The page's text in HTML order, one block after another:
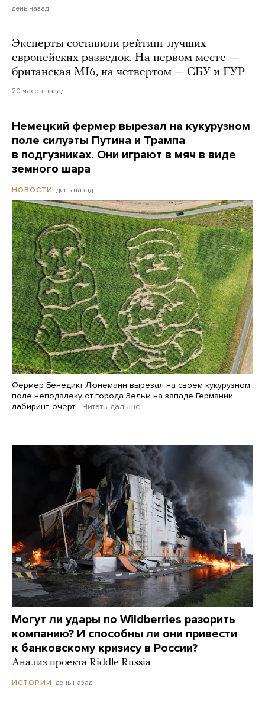
день назад
Эксперты составили рейтинг лучших
европейских разведок. На первом месте —
британская MI6, на четвертом — СБУ и ГУР
20 часов назад
Немецкий фермер вырезал на кукурузном
поле силуэты Путина и Трампа
в подгузниках. Они играют в мяч в виде
земного шара
НОВОСТИ день назад
Фермер Бенедикт Люнеманн вырезал на своем кукурузном
поле неподалеку от города Зельм на западе Германии
лабиринт, очерт… Читать дальше
Могут ли удары по Wildberries разорить
компанию? И способны ли они привести
к банковскому кризису в России?
Анализ проекта Riddle Russia
ИСТОРИИ день назад